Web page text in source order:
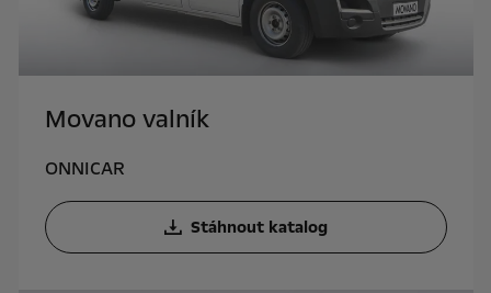
Movano valník
ONNICAR
Stáhnout katalog